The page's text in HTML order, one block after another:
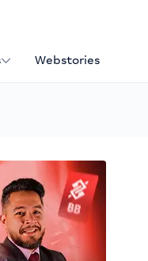
Webstories